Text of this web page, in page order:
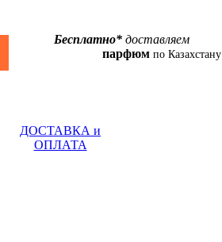
Бесплатно* доставляем
парфюм по Казахстану
ДОСТАВКА и
ОПЛАТА